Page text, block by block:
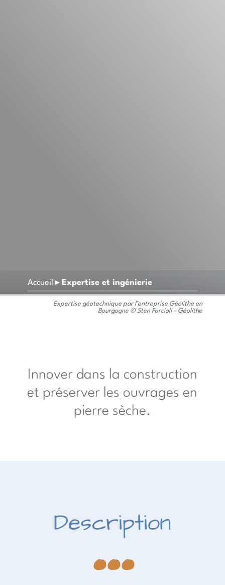
Accueil ▸ Expertise et ingénierie
Expertise géotechnique par l’entreprise Géolithe en
Bourgogne © Sten Forcioli – Géolithe
Innover dans la construction
et préserver les ouvrages en
pierre sèche.
Description
...